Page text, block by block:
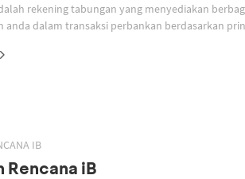
rekening tabungan yang menyediakan
anda dalam transaksi perbankan berdasarkan
IB
Rencana iB